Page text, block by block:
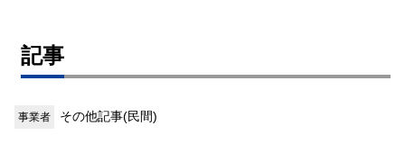
記事
事業者 その他記事(民間)